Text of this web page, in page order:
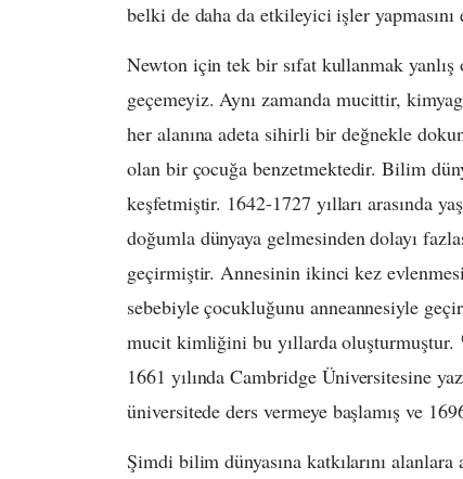
belki de daha da etkileyici işler yapmasını
Newton için tek bir sıfat kullanmak
geçemeyiz. Aynı zamanda mucittir,
her alanına adeta sihirli bir değnekle
olan bir çocuğa benzetmektedir. Bilim
keşfetmiştir. 1642-1727 yılları arasında
doğumla dünyaya gelmesinden dolayı
geçirmiştir. Annesinin ikinci kez
sebebiyle çocukluğunu anneannesiyle
mucit kimliğini bu yıllarda oluşturmuştur.
1661 yılında Cambridge Üniversitesine
üniversitede ders vermeye başlamış ve
Şimdi bilim dünyasına katkılarını